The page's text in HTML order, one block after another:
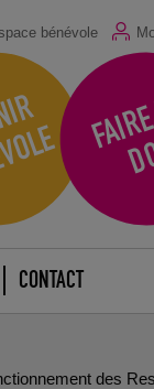
bénévole
CONTACT
des